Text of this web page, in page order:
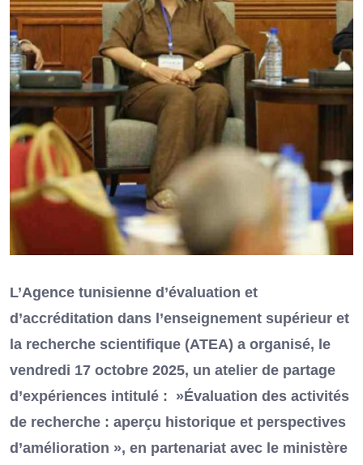
L’Agence tunisienne d’évaluation et
d’accréditation dans l’enseignement supérieur et
la recherche scientifique (ATEA) a organisé, le
vendredi 17 octobre 2025, un atelier de partage
d’expériences intitulé : »Évaluation des activités
de recherche : aperçu historique et perspectives
d’amélioration », en partenariat avec le ministère